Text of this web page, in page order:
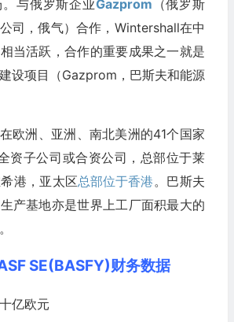
与俄罗斯企业Gazprom （俄罗斯
司，俄气）合作，Wintershall在中
当活跃，合作的重要成果之一就是
设项目（Gazprom，巴斯夫和能源
欧洲、亚洲、南北美洲的41个国家
资子公司或合资公司，总部位于莱
港，亚太区总部位于香港 。巴斯夫
产基地亦是世界上工厂面积最大的
SE(BASFY)财务数据
亿欧元